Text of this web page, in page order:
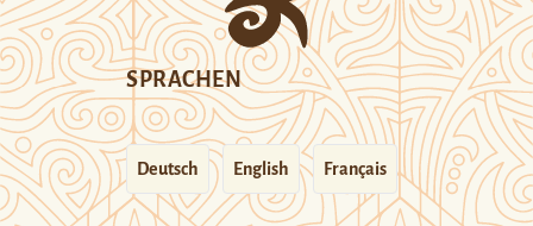
SPRACHEN
Deutsch English Français